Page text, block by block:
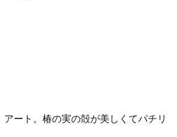
アート。椿の実の殻が美しくてパチリ